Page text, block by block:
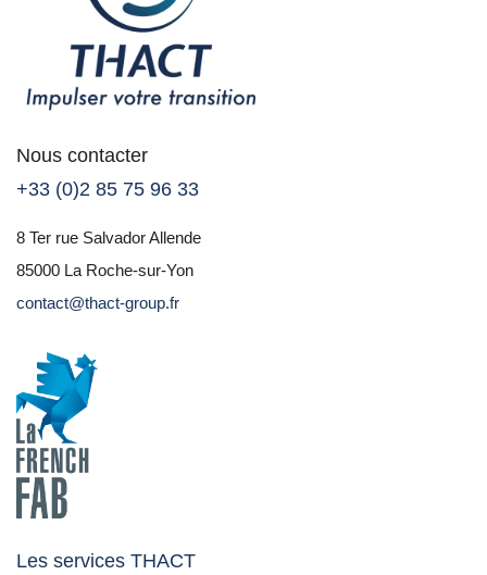
Nous contacter
+33 (0)2 85 75 96 33
8 Ter rue Salvador Allende
85000 La Roche-sur-Yon
contact@thact-group.fr
Les services THACT